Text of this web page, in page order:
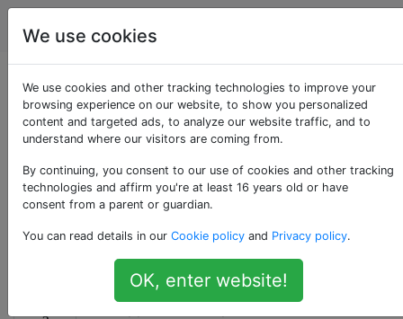
Android
Marché / catalogue
pour les applications
non publicitaires
gratuites?
Existe-t-il un marché ou un catalogue dédié
aux applications (open source ou non)
We use cookies
We use cookies and other tracking technologies to improve your
browsing experience on our website, to show you personalized
content and targeted ads, to analyze our website traffic, and to
understand where our visitors are coming from.
By continuing, you consent to our use of cookies and other tracking
technologies and affirm you're at least 16 years old or have
consent from a parent or guardian.
You can read details in our Cookie policy and Privacy policy.
OK, enter website!